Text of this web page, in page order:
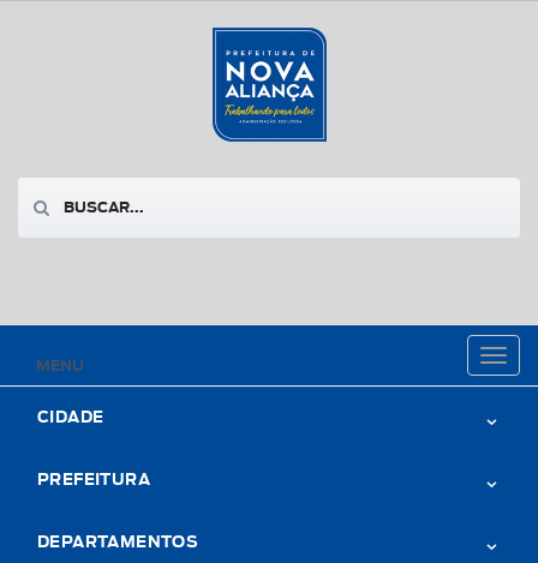
MENU
Toggle
CIDADE
PREFEITURA
DEPARTAMENTOS